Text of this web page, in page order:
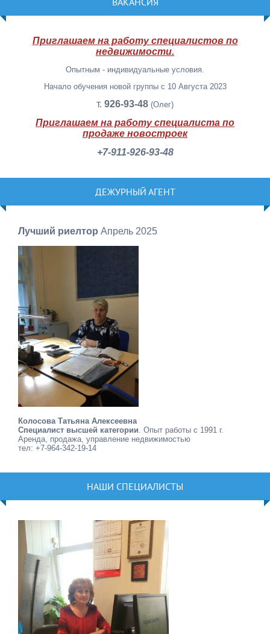
Приглашаем на работу специалистов по
недвижимости.
Опытным - индивидуальные условия.
Начало обучения новой группы с 10 Августа 2023
т. 926-93-48 (Олег)
Приглашаем на работу специалиста по
продаже новостроек
+7-911-926-93-48
ДЕЖУРНЫЙ АГЕНТ
Лучший риелтор Апрель 2025
Колосова Татьяна Алексеевна
Специалист высшей категории . Опыт работы с 1991 г.
Аренда, продажа, управление недвижимостью
тел: +7-964-342-19-14
НАШИ СПЕЦИАЛИСТЫ